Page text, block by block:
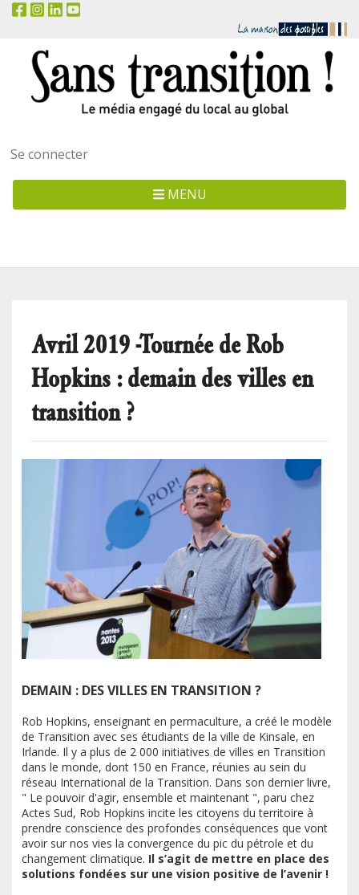
Menu
utilisateur
Se connecter
MENU
Avril 2019 -Tournée de Rob
Hopkins : demain des villes en
transition ?
DEMAIN : DES VILLES EN TRANSITION ?
Rob Hopkins, enseignant en permaculture, a créé le modèle
de Transition avec ses étudiants de la ville de Kinsale, en
Irlande. Il y a plus de 2 000 initiatives de villes en Transition
dans le monde, dont 150 en France, réunies au sein du
réseau International de la Transition. Dans son dernier livre,
" Le pouvoir d'agir, ensemble et maintenant ", paru chez
Actes Sud, Rob Hopkins incite les citoyens du territoire à
prendre conscience des profondes conséquences que vont
avoir sur nos vies la convergence du pic du pétrole et du
changement climatique. Il s’agit de mettre en place des
solutions fondées sur une vision positive de l’avenir !